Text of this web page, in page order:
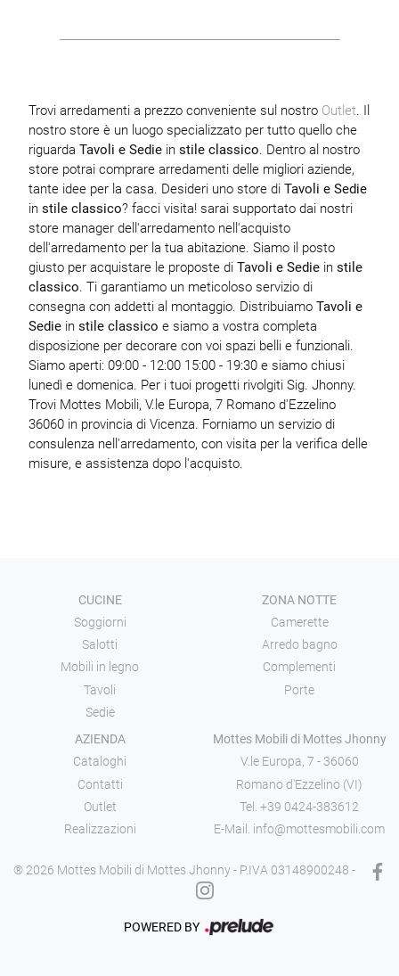
Trovi arredamenti a prezzo conveniente sul nostro Outlet. Il
nostro store è un luogo specializzato per tutto quello che
riguarda Tavoli e Sediein stile classico. Dentro al nostro
store potrai comprare arredamenti delle migliori aziende,
tante idee per la casa. Desideri uno store di Tavoli e Sedie
in stile classico? facci visita! sarai supportato dai nostri
store manager dell'arredamento nell'acquisto
dell'arredamento per la tua abitazione. Siamo il posto
giusto per acquistare le proposte di Tavoli e Sediein stile
classico. Ti garantiamo un meticoloso servizio di
consegna con addetti al montaggio. Distribuiamo Tavoli e
Sediein stile classico e siamo a vostra completa
disposizione per decorare con voi spazi belli e funzionali.
Siamo aperti: 09:00 - 12:00 15:00 - 19:30 e siamo chiusi
lunedì e domenica. Per i tuoi progetti rivolgiti Sig. Jhonny.
Trovi Mottes Mobili, V.le Europa, 7 Romano d'Ezzelino
36060 in provincia di Vicenza. Forniamo un servizio di
consulenza nell'arredamento, con visita per la verifica delle
misure, e assistenza dopo l'acquisto.
CUCINE
Soggiorni
Salotti
Mobili in legno
Tavoli
Sedie
ZONA NOTTE
Camerette
Arredo bagno
Complementi
Porte
AZIENDA
Cataloghi
Contatti
Outlet
Realizzazioni
Mottes Mobili di Mottes Jhonny
V.le Europa, 7 - 36060
Romano d'Ezzelino (VI)
Tel. +39 0424-383612
E-Mail. info@mottesmobili.com
® 2026 Mottes Mobili di Mottes Jhonny - P.IVA 03148900248 -
POWERED BY